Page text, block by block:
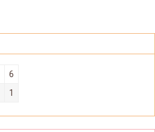
6
1